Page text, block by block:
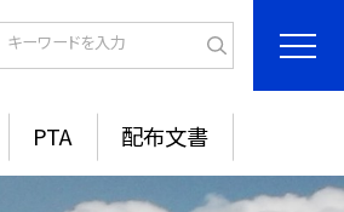
PTA 配布文書